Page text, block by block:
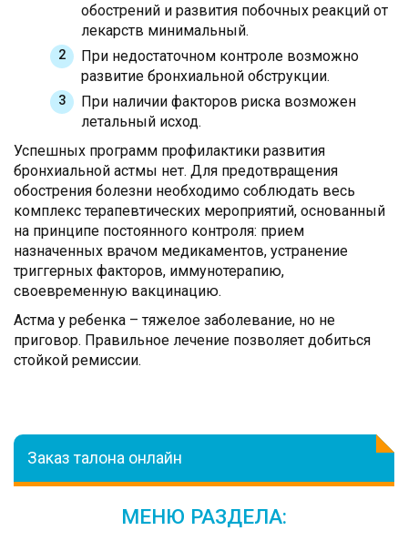
обострений и развития побочных реакций от
лекарств минимальный.
При недостаточном контроле возможно
развитие бронхиальной обструкции.
При наличии факторов риска возможен
летальный исход.
Успешных программ профилактики развития
бронхиальной астмы нет. Для предотвращения
обострения болезни необходимо соблюдать весь
комплекс терапевтических мероприятий, основанный
на принципе постоянного контроля: прием
назначенных врачом медикаментов, устранение
триггерных факторов, иммунотерапию,
своевременную вакцинацию.
Астма у ребенка – тяжелое заболевание, но не
приговор. Правильное лечение позволяет добиться
стойкой ремиссии.
Заказ талона онлайн
МЕНЮ РАЗДЕЛА: